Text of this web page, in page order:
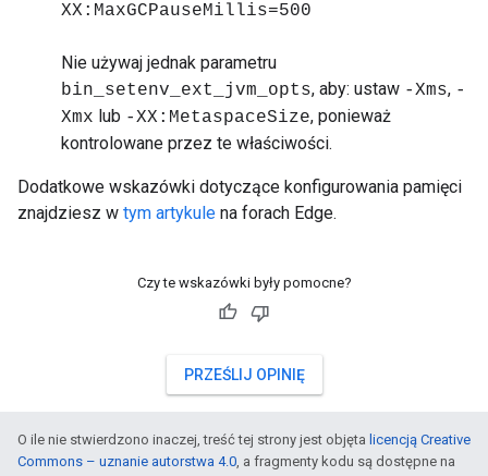
XX:MaxGCPauseMillis=500
Nie używaj jednak parametru
bin_setenv_ext_jvm_opts, aby: ustaw -Xms, -
Xmx lub -XX:MetaspaceSize, ponieważ
kontrolowane przez te właściwości.
Dodatkowe wskazówki dotyczące konfigurowania pamięci
znajdziesz w tym artykule na forach Edge.
Czy te wskazówki były pomocne?
PRZEŚLIJ OPINIĘ
O ile nie stwierdzono inaczej, treść tej strony jest objęta licencją Creative
Commons – uznanie autorstwa 4.0, a fragmenty kodu są dostępne na